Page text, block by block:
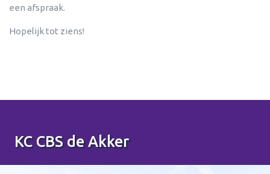
een afspraak.
Hopelijk tot ziens!
KC CBS de Akker